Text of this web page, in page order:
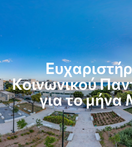
Κοινωνικού
για το μήνα